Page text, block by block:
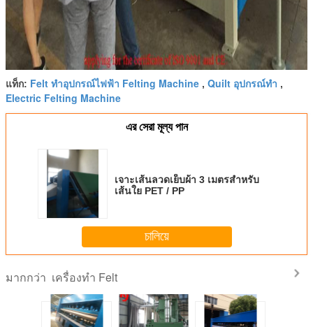
แท็ก: Felt ทำอุปกรณ์ไฟฟ้า Felting Machine , Quilt อุปกรณ์ทำ ,
Electric Felting Machine
এর সেরা মূল্য পান
เจาะเส้นลวดเย็บผ้า 3 เมตรสำหรับ
เส้นใย PET / PP
চালিয়ে
มากกว่า เครื่องทำ Felt